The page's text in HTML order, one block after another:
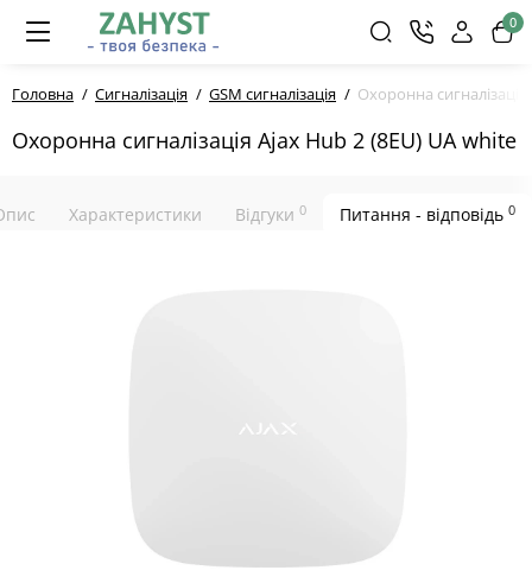
0
Головна Сигналізація GSM сигналізація Охоронна
Охоронна сигналізація Ajax Hub 2 (8EU) UA white
Характеристики Відгуки 0 Питання - відповідь 0